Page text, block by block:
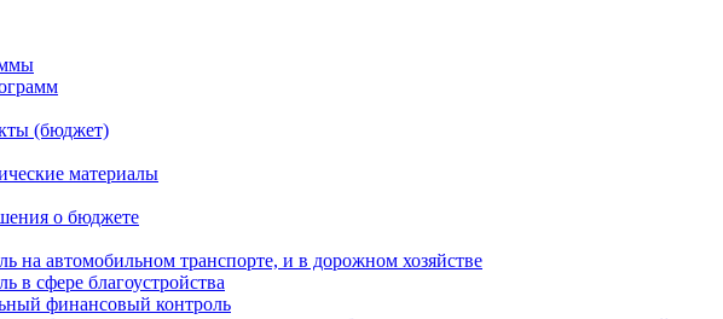
(бюджет)
материалы
о бюджете
на автомобильном транспорте, и в дорожном хозяйстве
в сфере благоустройства
финансовый контроль